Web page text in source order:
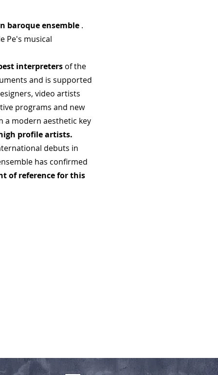
baroque ensemble .
Pe's musical
interpreters of the
and is supported
video artists
programs and new
modern aesthetic key
profile artists.
debuts in
has confirmed
of reference for this